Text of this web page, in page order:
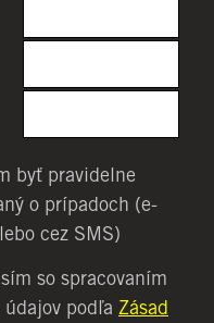
byť pravidelne
o prípadoch (e-
cez SMS)
so spracovaním
údajov podľa Zásad